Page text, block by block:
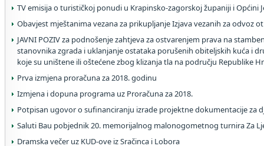
TV emisija o turističkoj ponudi u Krapinsko-zagorskoj županiji i Općini
Obavjest mještanima vezana za prikupljanje Izjava vezanih za odvoz
JAVNI POZIV za podnošenje zahtjeva za ostvarenjem prava na
stanovnika zgrada i uklanjanje ostataka porušenih obiteljskih kuća i
koje su uništene ili oštećene zbog klizanja tla na području Republike
Prva izmjena proračuna za 2018. godinu
Izmjena i dopuna programa uz Proračuna za 2018.
Potpisan ugovor o sufinanciranju izrade projektne dokumentacije za
Saluti Bau pobjednik 20. memorijalnog malonogometnog turnira Za
Dramska večer uz KUD-ove iz Sračinca i Lobora